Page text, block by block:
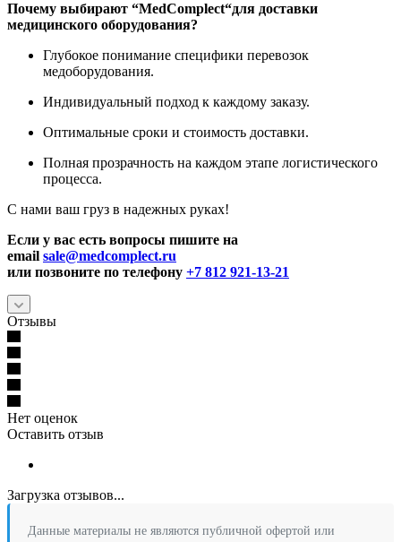
Почему выбирают “MedComplect“для доставки
медицинского оборудования?
Глубокое понимание специфики перевозок
медоборудования.
Индивидуальный подход к каждому заказу.
Оптимальные сроки и стоимость доставки.
Полная прозрачность на каждом этапе логистического
процесса.
С нами ваш груз в надежных руках!
Если у вас есть вопросы пишите на
email sale@medcomplect.ru
или позвоните по телефону +7 812 921-13-21
Отзывы
Нет оценок
Оставить отзыв
Загрузка отзывов...
Данные материалы не являются публичной офертой или